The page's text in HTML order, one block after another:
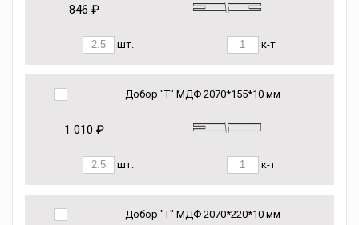
846 ₽
шт. к-т
Добор "Т" МДФ 2070*155*10 мм
1 010 ₽
шт. к-т
Добор "Т" МДФ 2070*220*10 мм